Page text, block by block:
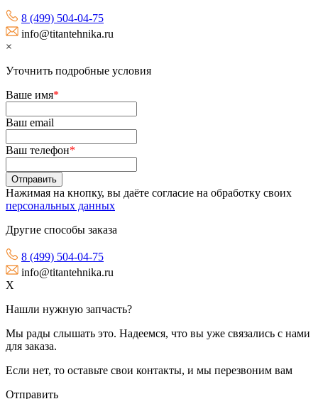
8 (499) 504-04-75
info@titantehnika.ru
×
Уточнить подробные условия
Ваше имя*
Ваш email
Ваш телефон*
Нажимая на кнопку, вы даёте согласие на обработку своих
персональных данных
Другие способы заказа
8 (499) 504-04-75
info@titantehnika.ru
X
Нашли нужную запчасть?
Мы рады слышать это. Надеемся, что вы уже связались с нами
для заказа.
Если нет, то оставьте свои контакты, и мы перезвоним вам
Отправить